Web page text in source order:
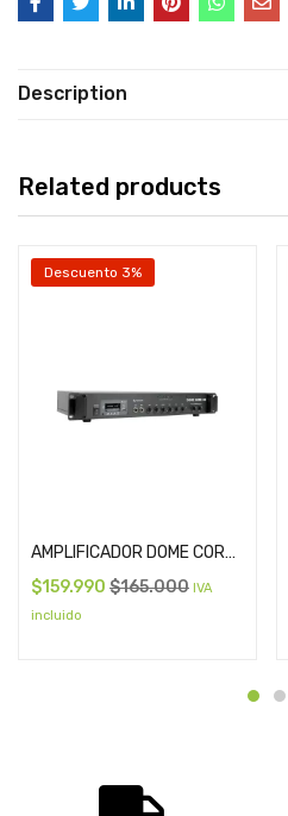
Description
Related products
Descuento 3%
AMPLIFICADOR DOME CORE 60
$159.990 $165.000 IVA
incluido